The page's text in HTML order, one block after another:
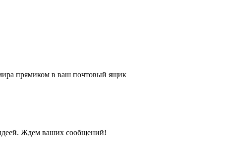
прямиком в ваш почтовый ящик
Ждем ваших сообщений!